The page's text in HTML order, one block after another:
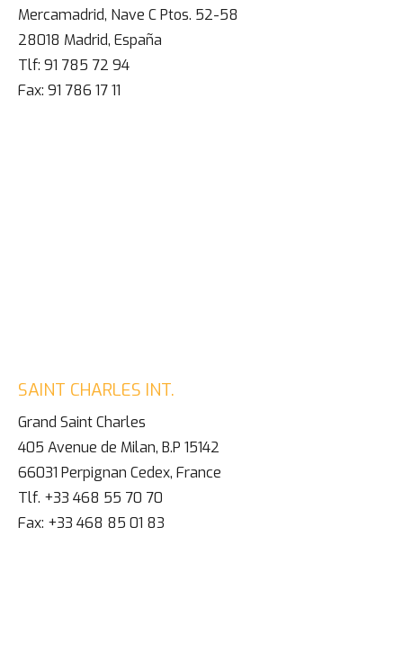
Mercamadrid, Nave C Ptos. 52-58
28018 Madrid, España
Tlf: 91 785 72 94
Fax: 91 786 17 11
SAINT CHARLES INT.
Grand Saint Charles
405 Avenue de Milan, B.P 15142
66031 Perpignan Cedex, France
Tlf. +33 468 55 70 70
Fax: +33 468 85 01 83